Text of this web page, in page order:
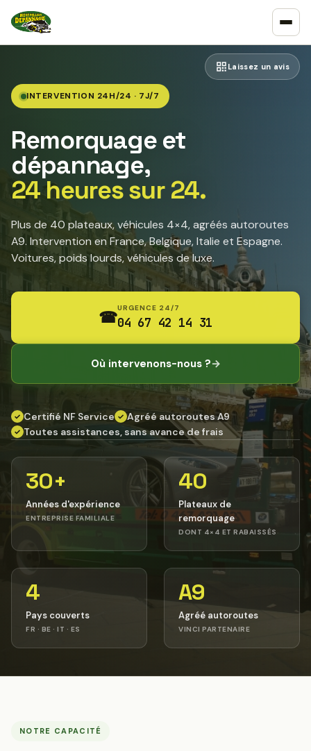
Laissez un avis
INTERVENTION 24H/24 · 7J/7
Remorquage et
dépannage,
24 heures sur 24.
Plus de 40 plateaux, véhicules 4×4, agréés autoroutes
A9. Intervention en France, Belgique, Italie et Espagne.
Voitures, poids lourds, véhicules de luxe.
☎URGENCE 24/7
04 67 42 14 31
Où intervenons-nous ?→
✓ Certifié NF Service ✓ Agréé autoroutes A9
✓ Toutes assistances, sans avance de frais
30+
Années d'expérience
ENTREPRISE FAMILIALE
40
Plateaux de
remorquage
DONT 4×4 ET RABAISSÉS
4
Pays couverts
FR · BE · IT · ES
A9
Agréé autoroutes
VINCI PARTENAIRE
NOTRE CAPACITÉ